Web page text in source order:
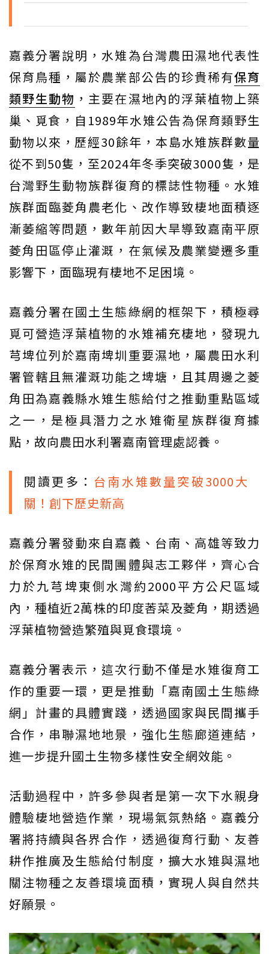
嘉義分署說明，水雉為台灣農田濕地代表性
保育鳥種，屬於農業部公告的珍貴稀有保育
類野生動物 ，主要在濕地內的浮葉植物上築
巢、覓食，自1989年水雉公告為保育類野生
動物以來，歷經30餘年，本島水雉族群數量
從不到50隻，至2024年冬季突破3000隻，是
台灣野生動物族群復育的標誌性物種。水雉
族群面臨菱角農老化、改作導致棲地面積逐
漸萎縮等問題，數年前因大旱導致嘉南平原
菱角田區停止灌溉，在氣候及農業變遷多重
影響下，面臨現有棲地不足困境。
嘉義分署在國土生態綠網的框架下，積極尋
覓可營造浮葉植物的水雉補充棲地，發現九
芎埤位列於嘉南埤圳重要濕地，屬農田水利
署管轄且無灌溉功能之埤塘，且其周邊之菱
角田為嘉義縣水雉生態給付之推動重點區域
之一，是極具潛力之水雉衛星族群復育據
點，故向農田水利署嘉南管理處認養。
閱讀更多： 台南水雉數量突破3000大
關！創下歷史新高
嘉義分署發動來自嘉義、台南、高雄等致力
於保育水雉的民間團體與志工夥伴，齊心合
力於九芎埤東側水灣約2000平方公尺區域
內，種植近2萬株的印度莕菜及菱角，期透過
浮葉植物營造繁殖與覓食環境。
嘉義分署表示，這次行動不僅是水雉復育工
作的重要一環，更是推動「嘉南國土生態綠
網」計畫的具體實踐，透過國家與民間攜手
合作，串聯濕地地景，強化生態廊道連結，
進一步提升國土生物多樣性安全網效能。
活動過程中，許多參與者是第一次下水親身
體驗棲地營造作業，現場氣氛熱絡。嘉義分
署將持續與各界合作，透過復育行動、友善
耕作推廣及生態給付制度，擴大水雉與濕地
關注物種之友善環境面積，實現人與自然共
好願景。